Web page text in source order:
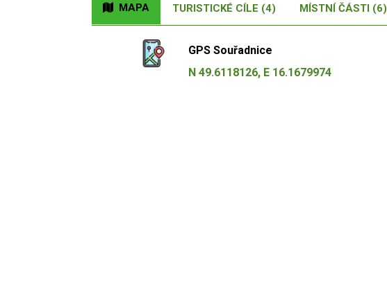
MAPA TURISTICKÉ CÍLE (4) MÍSTNÍ ČÁSTI (6)
GPS Souřadnice
N 49.6118126, E 16.1679974